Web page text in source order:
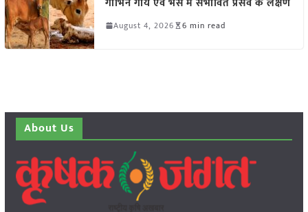
August 4, 2026 6 min read
About Us